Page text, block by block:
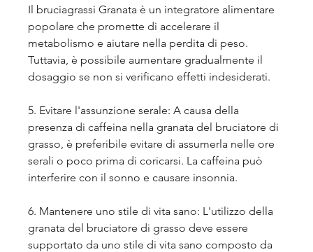
Il bruciagrassi Granata è un integratore alimentare
popolare che promette di accelerare il
metabolismo e aiutare nella perdita di peso.
Tuttavia, è possibile aumentare gradualmente il
dosaggio se non si verificano effetti indesiderati.
5. Evitare l'assunzione serale: A causa della
presenza di caffeina nella granata del bruciatore di
grasso, è preferibile evitare di assumerla nelle ore
serali o poco prima di coricarsi. La caffeina può
interferire con il sonno e causare insonnia.
6. Mantenere uno stile di vita sano: L'utilizzo della
granata del bruciatore di grasso deve essere
supportato da uno stile di vita sano composto da